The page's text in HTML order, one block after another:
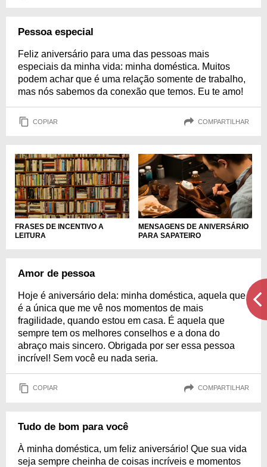
Pessoa especial
Feliz aniversário para uma das pessoas mais
especiais da minha vida: minha doméstica. Muitos
podem achar que é uma relação somente de trabalho,
mas nós sabemos da conexão que temos. Eu te amo!
COPIAR COMPARTILHAR
FRASES DE INCENTIVO A
LEITURA
MENSAGENS DE ANIVERSÁRIO
PARA SAPATEIRO
Amor de pessoa
Hoje é aniversário dela: minha doméstica, aquela que
é a única que me vê nos momentos de mais
fragilidade, quando estou em casa. É aquela que
sempre tem os melhores conselhos e a dona do
abraço mais sincero. Obrigada por ser essa pessoa
incrível! Sem você eu nada seria.
COPIAR COMPARTILHAR
Tudo de bom para você
À minha doméstica, um feliz aniversário! Que sua vida
seja sempre cheinha de coisas incríveis e momentos